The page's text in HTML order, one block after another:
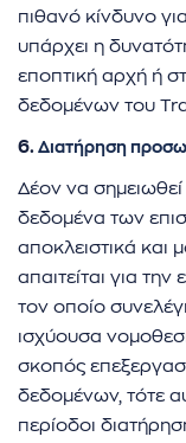
πιθανό κίνδυνο
υπάρχει η
εποπτική αρχή ή
δεδομένων του
6. Διατήρηση
Δέον να
δεδομένα των
αποκλειστικά και
απαιτείται για
τον οποίο
ισχύουσα
σκοπός
δεδομένων, τότε
περίοδοι